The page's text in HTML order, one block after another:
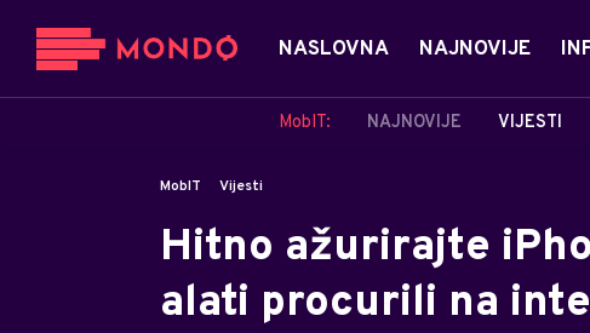
NASLOVNA NAJNOVIJE
MobIT: NAJNOVIJE VIJESTI
MobIT Vijesti
Hitno ažurirajte
alati procurili na